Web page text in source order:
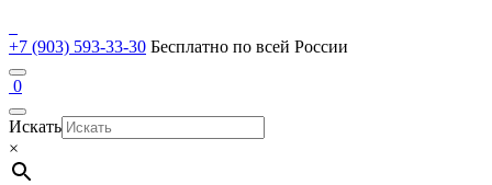
+7 (903) 593-33-30 Бесплатно по всей России
0
Искать
×